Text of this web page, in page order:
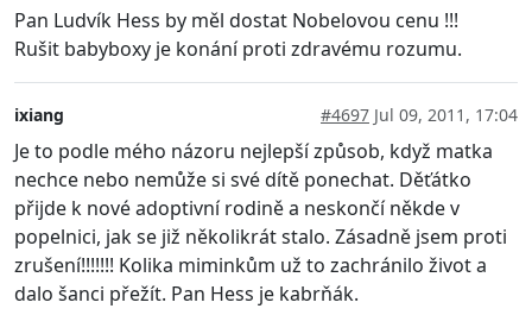
Pan Ludvík Hess by měl dostat Nobelovou cenu !!!
Rušit babyboxy je konání proti zdravému rozumu.
ixiang #4697 Jul 09, 2011, 17:04
Je to podle mého názoru nejlepší způsob, když matka
nechce nebo nemůže si své dítě ponechat. Děťátko
přijde k nové adoptivní rodině a neskončí někde v
popelnici, jak se již několikrát stalo. Zásadně jsem proti
zrušení!!!!!!! Kolika miminkům už to zachránilo život a
dalo šanci přežít. Pan Hess je kabrňák.